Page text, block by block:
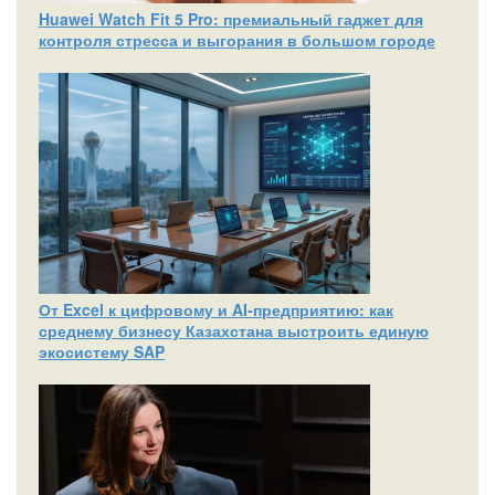
Huawei Watch Fit 5 Pro: премиальный гаджет для
контроля стресса и выгорания в большом городе
От Excel к цифровому и AI‑предприятию: как
среднему бизнесу Казахстана выстроить единую
экосистему SAP